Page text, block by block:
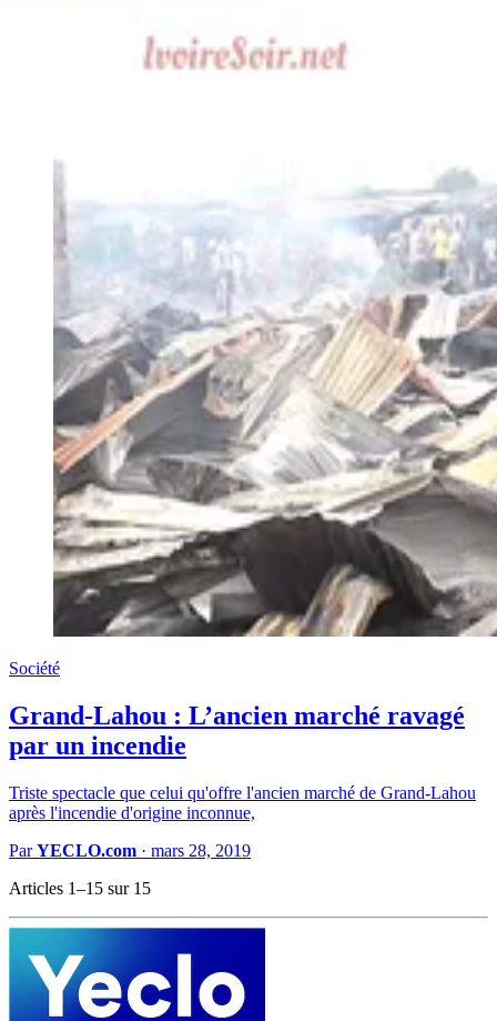
Société
Grand-Lahou : L’ancien marché ravagé
par un incendie
Triste spectacle que celui qu'offre l'ancien marché de Grand-Lahou
après l'incendie d'origine inconnue,
ParYECLO.com · mars 28, 2019
Articles 1–15 sur 15